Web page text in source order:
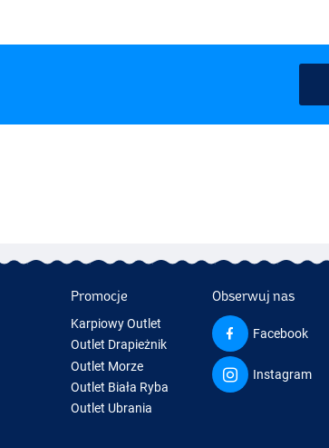
Promocje
Karpiowy Outlet
Outlet Drapieżnik
Outlet Morze
Outlet Biała Ryba
Outlet Ubrania
Obserwuj nas
Facebook
Instagram